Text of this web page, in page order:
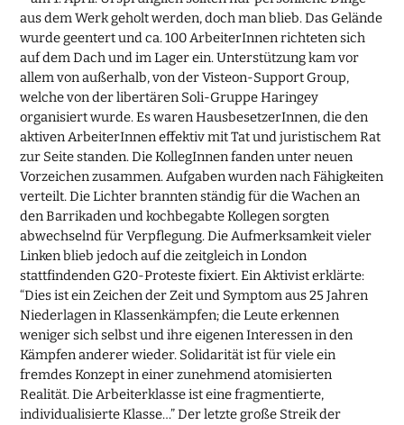
aus dem Werk geholt werden, doch man blieb. Das Gelände
wurde geentert und ca. 100 ArbeiterInnen richteten sich
auf dem Dach und im Lager ein. Unterstützung kam vor
allem von außerhalb, von der Visteon-Support Group,
welche von der libertären Soli-Gruppe Haringey
organisiert wurde. Es waren HausbesetzerInnen, die den
aktiven ArbeiterInnen effektiv mit Tat und juristischem Rat
zur Seite standen. Die KollegInnen fanden unter neuen
Vorzeichen zusammen. Aufgaben wurden nach Fähigkeiten
verteilt. Die Lichter brannten ständig für die Wachen an
den Barrikaden und kochbegabte Kollegen sorgten
abwechselnd für Verpflegung. Die Aufmerksamkeit vieler
Linken blieb jedoch auf die zeitgleich in London
stattfindenden G20-Proteste fixiert. Ein Aktivist erklärte:
“Dies ist ein Zeichen der Zeit und Symptom aus 25 Jahren
Niederlagen in Klassenkämpfen; die Leute erkennen
weniger sich selbst und ihre eigenen Interessen in den
Kämpfen anderer wieder. Solidarität ist für viele ein
fremdes Konzept in einer zunehmend atomisierten
Realität. Die Arbeiterklasse ist eine fragmentierte,
individualisierte Klasse…” Der letzte große Streik der